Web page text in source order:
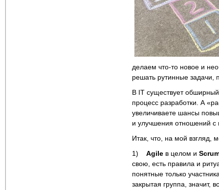
делаем что-то новое и
решать рутинные задачи,
В IT существует
процесс разработки. А
увеличиваете шансы
и улучшения отношений с
Итак, что, на мой взгляд,
1) Agile в целом и
свою, есть правила и
понятные только
закрытая группа, значит,